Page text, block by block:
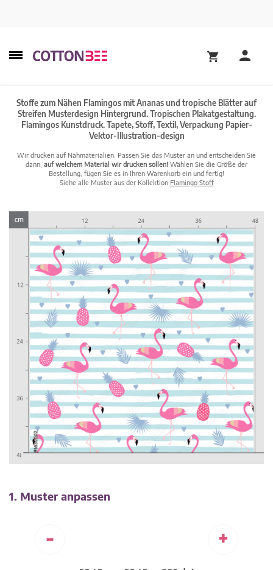
Stoffe zum Nähen Flamingos mit Ananas und tropische Blätter auf
Streifen Musterdesign Hintergrund. Tropischen Plakatgestaltung.
Flamingos Kunstdruck. Tapete, Stoff, Textil, Verpackung Papier-
Vektor-Illustration-design
Wir drucken auf Nähmaterialien. Passen Sie das Muster an und entscheiden Sie
dann, auf welchem Material wir drucken sollen! Wählen Sie die Größe der
Bestellung, fügen Sie es in Ihren Warenkorb ein und fertig!
Siehe alle Muster aus der Kollektion Flamingo Stoff
1. Muster anpassen
- +